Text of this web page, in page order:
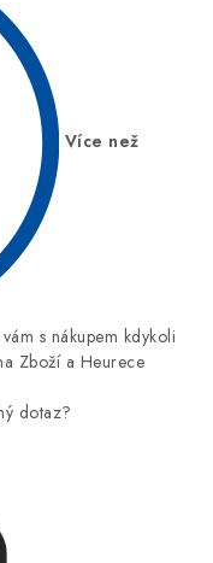
Více než
s nákupem kdykoli
Zboží a Heurece
dotaz?